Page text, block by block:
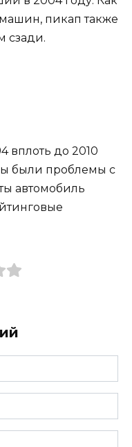
пикап также
сзади.
вплоть до 2010
были проблемы с
автомобиль